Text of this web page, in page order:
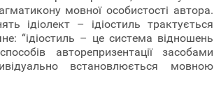
мовної особистості автора.
ідіолект – ідіостиль трактується
“ідіостиль – це система відношень
авторепризентації засобами
встановлюється мовною